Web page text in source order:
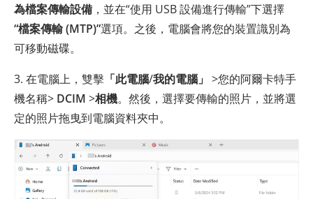
為檔案傳輸設備 ，並在“使用 USB 設備進行傳輸”下選擇
“檔案傳輸 (MTP)”選項。之後，電腦會將您的裝置識別為
可移動磁碟。
3. 在電腦上，雙擊 「此電腦/我的電腦」 >您的阿爾卡特手
機名稱> DCIM >相機。然後，選擇要傳輸的照片，並將選
定的照片拖曳到電腦資料夾中。